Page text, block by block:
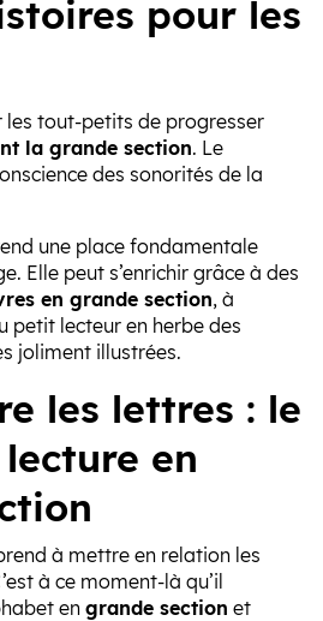
pour les
les tout-petits de progresser
la grande section. Le
des sonorités de la
une place fondamentale
Elle peut s’enrichir grâce à des
en grande section, à
petit lecteur en herbe des
joliment illustrées.
les lettres : le
en
à mettre en relation les
à ce moment-là qu’il
en grande section et